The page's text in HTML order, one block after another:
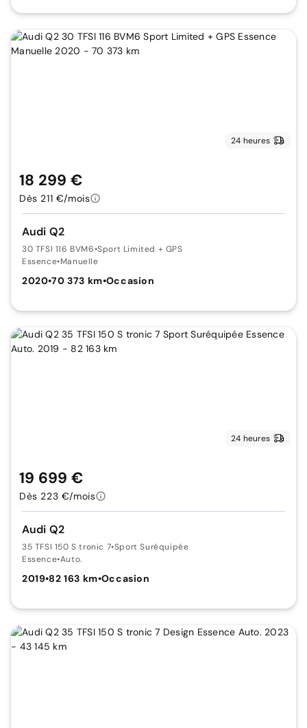
24 heures
Audi Q2
30 TFSI 116 BVM6•Sport Limited + GPS
Essence•Manuelle
2020•70 373 km•Occasion
18 299 €
Dès 211 €/mois
24 heures
Audi Q2
35 TFSI 150 S tronic 7•Sport Suréquipée
Essence•Auto.
2019•82 163 km•Occasion
19 699 €
Dès 223 €/mois